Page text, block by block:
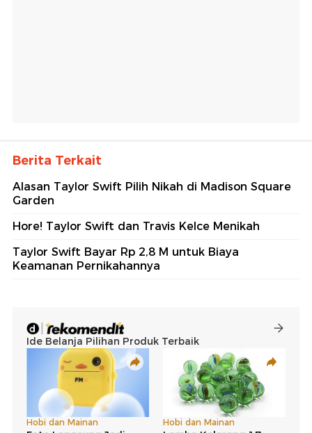
Berita Terkait
Alasan Taylor Swift Pilih Nikah di Madison Square
Garden
Hore! Taylor Swift dan Travis Kelce Menikah
Taylor Swift Bayar Rp 2,8 M untuk Biaya
Keamanan Pernikahannya